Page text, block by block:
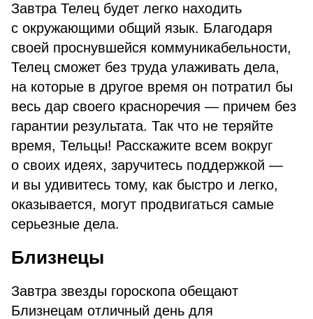
Завтра Телец будет легко находить
с окружающими общий язык. Благодаря
своей проснувшейся коммуникабельности,
Телец сможет без труда улаживать дела,
на которые в другое время он потратил бы
весь дар своего красноречия — причем без
гарантии результата. Так что не теряйте
время, Тельцы! Расскажите всем вокруг
о своих идеях, заручитесь поддержкой —
и вы удивитесь тому, как быстро и легко,
оказывается, могут продвигаться самые
серьезные дела.
Близнецы
Завтра звезды гороскопа обещают
Близнецам отличный день для